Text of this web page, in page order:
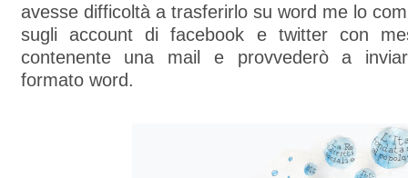
avesse difficoltà a trasferirlo su word me lo
sugli account di facebook e twitter con
contenente una mail e provvederò a
formato word.